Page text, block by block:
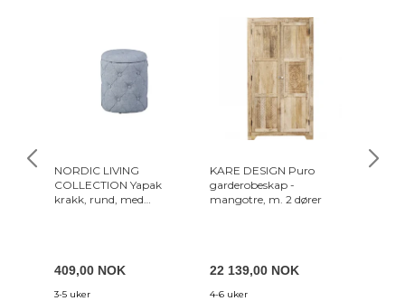
NORDIC LIVING
COLLECTION Yapak
krakk, rund, med
409,00 NOK
3-5 uker
KARE DESIGN Puro
garderobeskap -
mangotre, m. 2 dører
22 139,00 NOK
4-6 uker